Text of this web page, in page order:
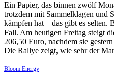
Ein Papier, das binnen zwölf
trotzdem mit Sammelklagen und
kämpfen hat – das gibt es selten.
Fall. Am heutigen Freitag steigt
206,50 Euro, nachdem sie
Die Rallye zeigt, wie sehr der
Bloom Energy